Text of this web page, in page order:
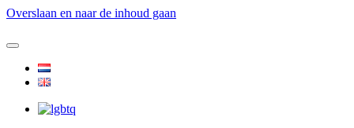
Overslaan en naar de inhoud gaan